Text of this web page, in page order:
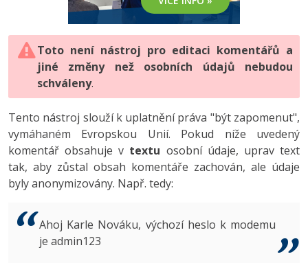
HTML5, CSS3, Bootstrap, SEO
SQL a databáze
Testování a verzování
UML a návrhové vzory
React
Spring
ASP.NET MVC
PHP
JavaScript
Python
HTML / CSS
UML a návrhové vzory
MySQL/MariaDB
MS-SQL
Vývojář mobilních aplikací
C# Game developer
Tester
Systémový administrátor
3D grafik
Python -80%
JavaScript -80%
PHP -80%
Swift -80%
Kotlin -80%
VB.NET
Digitální gramotnost
Marketing
WordPress
SEO
UX
Business
Copywriting
-80%
Adobe Illustrator -80%
Adobe Lightroom
Adobe XD
Adobe InDesign -25%
Adobe After Effects
Inkscape
Toto není nástroj pro editaci komentářů a
jiné změny než osobních údajů nebudou
schváleny.
Tento nástroj slouží k uplatnění práva "být zapomenut",
vymáhaném Evropskou Unií. Pokud níže uvedený
komentář obsahuje v textu osobní údaje, uprav text
tak, aby zůstal obsah komentáře zachován, ale údaje
byly anonymizovány. Např. tedy:
Ahoj Karle Nováku, výchozí heslo k modemu
je admin123